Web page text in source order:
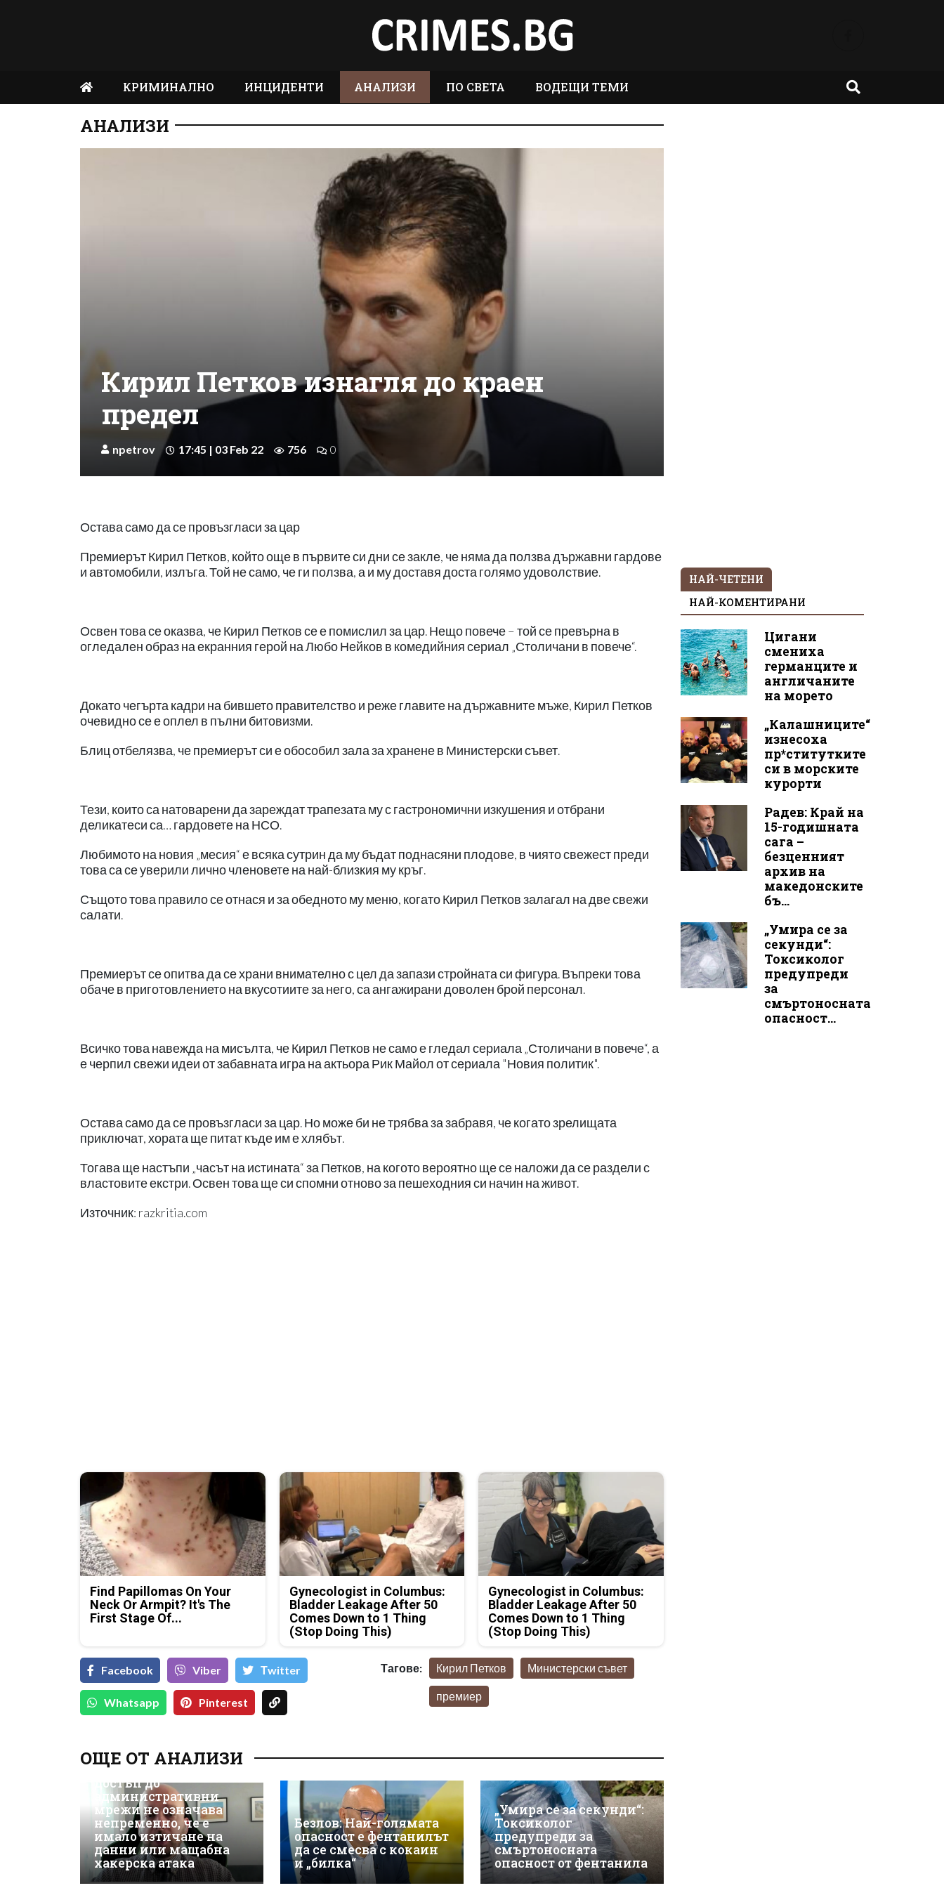
КРИМИНАЛНО ИНЦИДЕНТИ АНАЛИЗИ ПО СВЕТА ВОДЕЩИ ТЕМИ
АНАЛИЗИ
Кирил Петков изнагля до краен
предел
npetrov 17:45 | 03 Feb 22 756 0
Остава само да се провъзгласи за цар
Премиерът Кирил Петков, който още в първите си дни се закле, че няма да ползва държавни гардове
и автомобили, излъга. Той не само, че ги ползва, а и му доставя доста голямо удоволствие.
Освен това се оказва, че Кирил Петков се е помислил за цар. Нещо повече – той се превърна в
огледален образ на екранния герой на Любо Нейков в комедийния сериал „Столичани в повече“.
Докато чегърта кадри на бившето правителство и реже главите на държавните мъже, Кирил Петков
очевидно се е оплел в пълни битовизми.
Блиц отбелязва, че премиерът си е обособил зала за хранене в Министерски съвет.
Тези, които са натоварени да зареждат трапезата му с гастрономични изкушения и отбрани
деликатеси са… гардовете на НСО.
Любимото на новия „месия“ е всяка сутрин да му бъдат поднасяни плодове, в чиято свежест преди
това са се уверили лично членовете на най-близкия му кръг.
Същото това правило се отнася и за обедното му меню, когато Кирил Петков залагал на две свежи
салати.
Премиерът се опитва да се храни внимателно с цел да запази стройната си фигура. Въпреки това
обаче в приготовлението на вкусотиите за него, са ангажирани доволен брой персонал.
Всичко това навежда на мисълта, че Кирил Петков не само е гледал сериала „Столичани в повече“, а
е черпил свежи идеи от забавната игра на актьора Рик Майол от сериала "Новия политик".
Остава само да се провъзгласи за цар. Но може би не трябва за забравя, че когато зрелищата
приключат, хората ще питат къде им е хлябът.
Тогава ще настъпи „часът на истината“ за Петков, на когото вероятно ще се наложи да се раздели с
властовите екстри. Освен това ще си спомни отново за пешеходния си начин на живот.
Източник: razkritia.com
Find Papillomas On Your
Neck Or Armpit? It's The
First Stage Of...
Gynecologist in Columbus:
Bladder Leakage After 50
Comes Down to 1 Thing
(Stop Doing This)
Gynecologist in Columbus:
Bladder Leakage After 50
Comes Down to 1 Thing
(Stop Doing This)
Facebook Viber Тwitter
Whatsapp Pinterest
Тагове: Кирил Петков Министерски съвет
премиер
ОЩЕ ОТ АНАЛИЗИ
киберсигурност:
Неоторизираният
достъп до
административни
мрежи не означава
непременно, че е
имало изтичане на
данни или мащабна
хакерска атака
Безлов: Най-голямата
опасност е фентанилът
да се смесва с кокаин
и „билка“
„Умира се за секунди“:
Токсиколог
предупреди за
смъртоносната
опасност от фентанила
НАЙ-ЧЕТЕНИ
НАЙ-КОМЕНТИРАНИ
Цигани
смениха
германците и
англичаните
на морето
„Калашниците“
изнесоха
пр*ститутките
си в морските
курорти
Радев: Край на
15-годишната
сага –
безценният
архив на
македонските
бъ...
„Умира се за
секунди“:
Токсиколог
предупреди
за
смъртоносната
опасност...